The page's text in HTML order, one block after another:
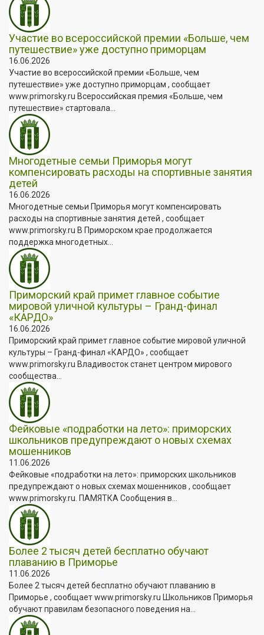
Участие во всероссийской премии «Больше, чем
путешествие» уже доступно приморцам
16.06.2026
Участие во всероссийской премии «Больше, чем
путешествие» уже доступно приморцам , сообщает
www.primorsky.ru Всероссийская премия «Больше, чем
путешествие» стартовала...
Многодетные семьи Приморья могут
компенсировать расходы на спортивные занятия
детей
16.06.2026
Многодетные семьи Приморья могут компенсировать
расходы на спортивные занятия детей , сообщает
www.primorsky.ru В Приморском крае продолжается
поддержка многодетных...
Приморский край примет главное событие
мировой уличной культуры – Гранд-финал
«КАРДО»
16.06.2026
Приморский край примет главное событие мировой уличной
культуры – Гранд-финал «КАРДО» , сообщает
www.primorsky.ru Владивосток станет центром мирового
сообщества...
Фейковые «подработки на лето»: приморских
школьников предупреждают о новых схемах
мошенников
11.06.2026
Фейковые «подработки на лето»: приморских школьников
предупреждают о новых схемах мошенников , сообщает
www.primorsky.ru. ПАМЯТКА Сообщения в...
Более 2 тысяч детей бесплатно обучают
плаванию в Приморье
11.06.2026
Более 2 тысяч детей бесплатно обучают плаванию в
Приморье , сообщает www.primorsky.ru Школьников Приморья
обучают правилам безопасного поведения на...